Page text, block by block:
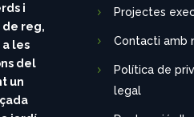
i
de reg,
a les
del
un
Projectes
Contacti amb
Política de
legal